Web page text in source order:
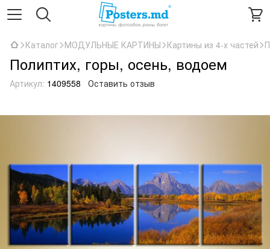
Каталог МОДУЛЬНЫЕ КАРТИНЫ Картины из 4-х частей
Полиптих, горы, осень, водоем
Артикул: 1409558 Оставить отзыв